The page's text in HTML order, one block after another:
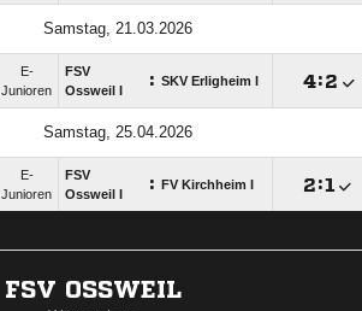
Samstag, 21.03.2026
E-
Junioren
FSV
Ossweil I
: SKV Erligheim I :
Samstag, 25.04.2026
E-
Junioren
FSV
Ossweil I
: FV Kirchheim I :
FSV OSSWEIL